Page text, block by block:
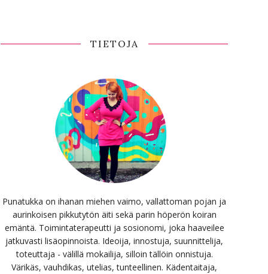
TIETOJA
Punatukka on ihanan miehen vaimo, vallattoman pojan ja
aurinkoisen pikkutytön äiti sekä parin höperön koiran
emäntä. Toimintaterapeutti ja sosionomi, joka haaveilee
jatkuvasti lisäopinnoista. Ideoija, innostuja, suunnittelija,
toteuttaja - välillä mokailija, silloin tällöin onnistuja.
Värikäs, vauhdikas, utelias, tunteellinen. Kädentaitaja,